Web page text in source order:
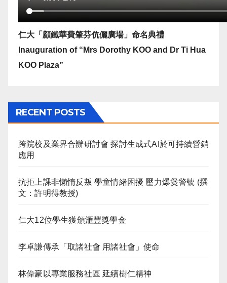
仁大「顧鐵華費肇芬伉儷廣場」命名典禮
Inauguration of “Mrs Dorothy KOO and Dr Ti Hua
KOO Plaza”
RECENT POSTS
跨院校及業界合辦研討會 探討生成式AI於可持續營銷
應用
抗拒上課非懶惰反叛 學童情緒困擾 壓力爆煲警號 (撰
文：許明得教授)
仁大12位學生獲頒滙豐獎學金
李卓謙傳承「取諸社會 用諸社會」使命
林偉豪以專業服務社區 延續樹仁精神